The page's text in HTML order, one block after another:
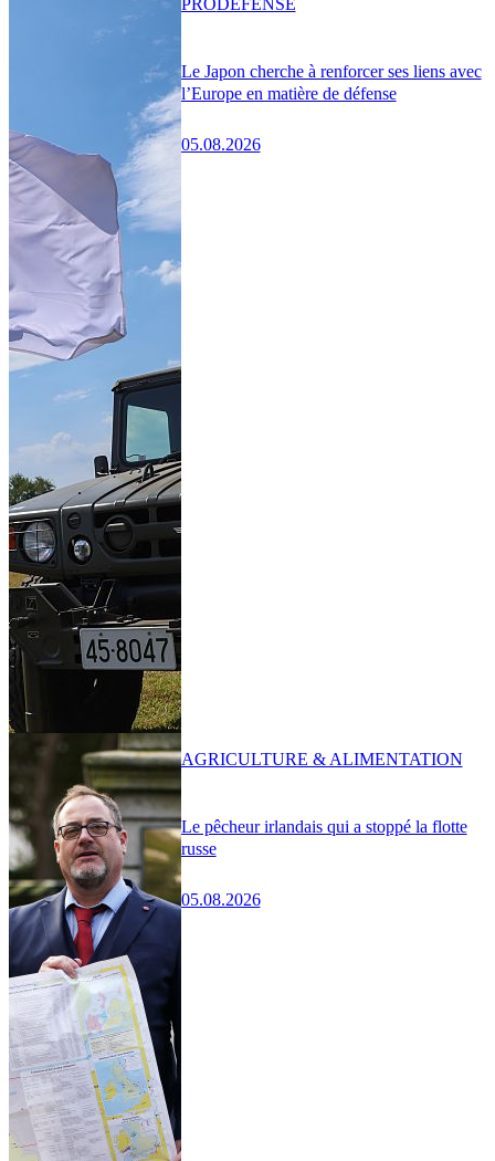
Le Japon cherche à renforcer ses liens avec
l’Europe en matière de défense
05.08.2026
PRO DÉFENSE
Le pêcheur irlandais qui a stoppé la flotte
russe
05.08.2026
AGRICULTURE & ALIMENTATION